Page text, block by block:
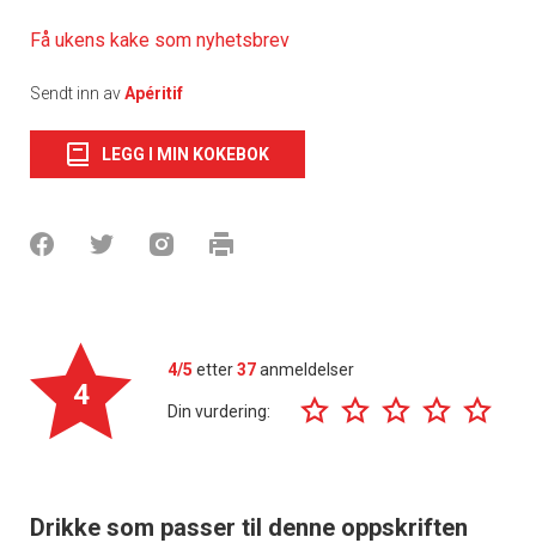
Få ukens kake som nyhetsbrev
Sendt inn avApéritif
LEGG I MIN KOKEBOK
4
4/5 etter37anmeldelser
Din vurdering:
Drikke som passer til denne oppskriften